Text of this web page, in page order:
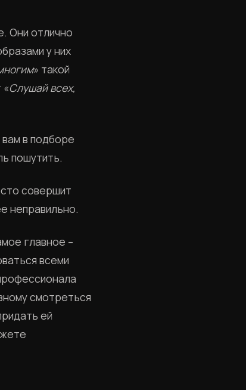
Они отлично
у них
» такой
Слушай всех,
в подборе
пошутить.
совершит
неправильно.
главное –
всеми
смотреться
ей